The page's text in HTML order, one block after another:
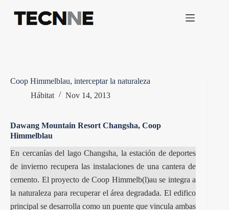
contenido
Coop Himmelblau, interceptar la naturaleza
Hábitat
Nov 14, 2013
Dawang Mountain Resort Changsha, Coop
Himmelblau
En cercanías del lago Changsha, la estación de deportes
de invierno recupera las instalaciones de una cantera de
cemento. El proyecto de Coop Himmelb(l)au se integra a
la naturaleza para recuperar el área degradada. El edifico
principal se desarrolla como un puente que vincula ambas